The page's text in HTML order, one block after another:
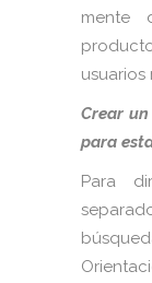
mente
Crear
para
Para